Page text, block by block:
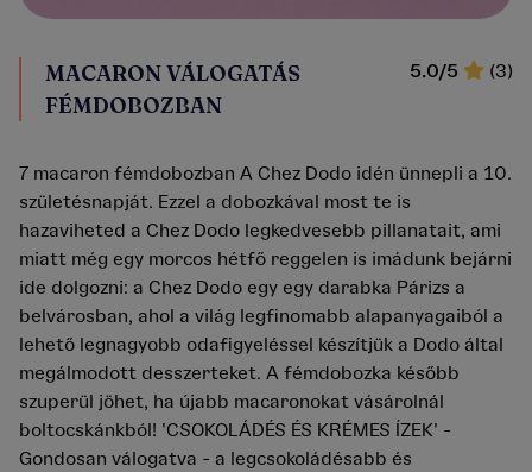
MACARON VÁLOGATÁS
FÉMDOBOZBAN
5.0/5 (3)
7 macaron fémdobozban A Chez Dodo idén ünnepli a 10.
születésnapját. Ezzel a dobozkával most te is
hazaviheted a Chez Dodo legkedvesebb pillanatait, ami
miatt még egy morcos hétfő reggelen is imádunk bejárni
ide dolgozni: a Chez Dodo egy egy darabka Párizs a
belvárosban, ahol a világ legfinomabb alapanyagaiból a
lehető legnagyobb odafigyeléssel készítjük a Dodo által
megálmodott desszerteket. A fémdobozka később
szuperül jöhet, ha újabb macaronokat vásárolnál
boltocskánkból! 'CSOKOLÁDÉS ÉS KRÉMES ÍZEK' -
Gondosan válogatva - a legcsokoládésabb és